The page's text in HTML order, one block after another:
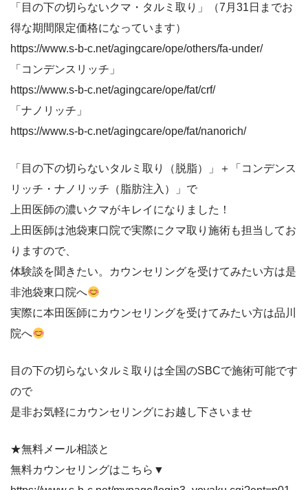
「目の下の切らないクマ・タルミ取り」（7月31日までお
得な期間限定価格になっています）
https://www.s-b-c.net/agingcare/ope/others/fa-under/
「コンデンスリッチ」
https://www.s-b-c.net/agingcare/ope/fat/crf/
「ナノリッチ」
https://www.s-b-c.net/agingcare/ope/fat/nanorich/
「目の下の切らないタルミ取り（脱脂）」＋「コンデンス
リッチ・ナノリッチ（脂肪注入）」で
上田医師の濃いクマがキレイになりました！
上田医師は池袋東口院で実際にクマ取り施術も担当してお
りますので、
体験談を聞きたい。カウンセリングを受けてみたい方は是
非池袋東口院へ
実際に本田医師にカウンセリングを受けてみたい方は品川
院へ
目の下の切らないタルミ取りは全国のSBCで施術可能です
ので
是非お気軽にカウンセリングにお越し下さいませ
★無料メール相談と
無料カウンセリングはこちら▼